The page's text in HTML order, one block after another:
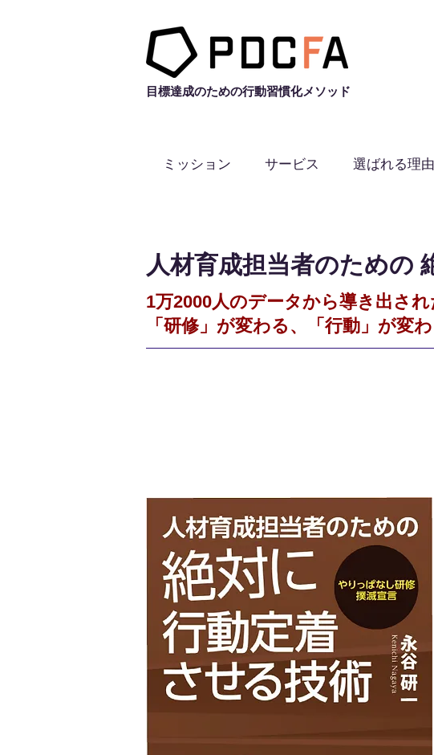
目標達成のための行動習慣化メソッド
ミッション サービス 選ばれる理由
人材育成担当者のための
1万2000人のデータから導き出され
「研修」が変わる、「行動」が変